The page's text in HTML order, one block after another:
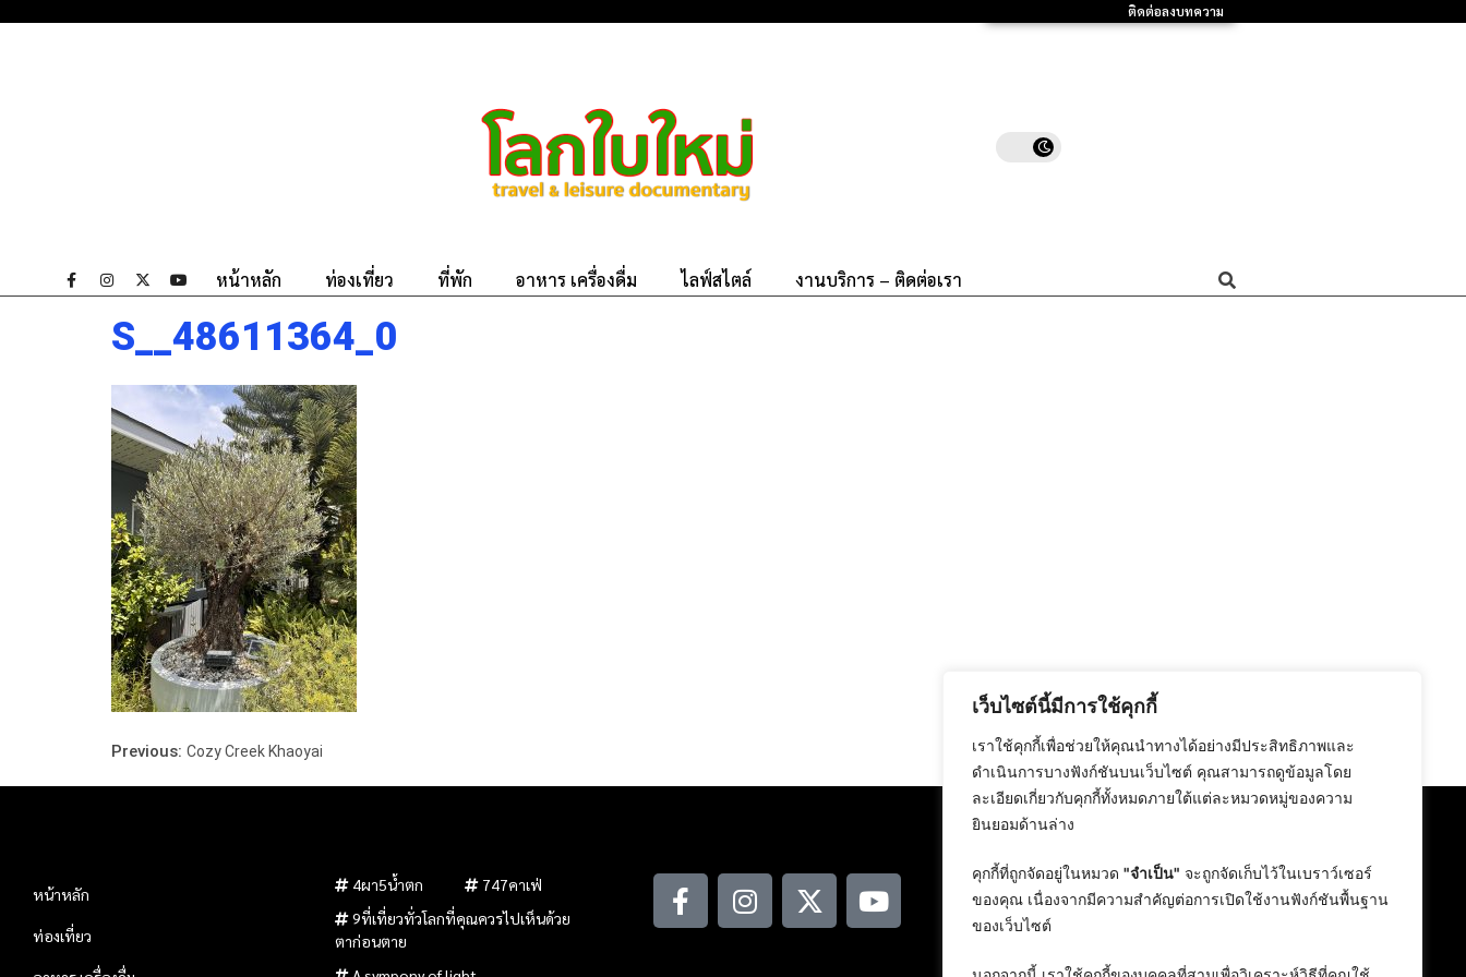
เว็บไซต์นี้มีการใช้คุกกี้
เราใช้คุกกี้เพื่อช่วยให้คุณนำทางได้อย่างมีประสิทธิภาพและ
ดำเนินการบางฟังก์ชันบนเว็บไซต์ คุณสามารถดูข้อมูลโดย
ละเอียดเกี่ยวกับคุกกี้ทั้งหมดภายใต้แต่ละหมวดหมู่ของความ
ยินยอมด้านล่าง
คุกกี้ที่ถูกจัดอยู่ในหมวด "จำเป็น" จะถูกจัดเก็บไว้ในเบราว์เซอร์
ของคุณ เนื่องจากมีความสำคัญต่อการเปิดใช้งานฟังก์ชันพื้นฐาน
ของเว็บไซต์
ติดต่อลงบทความ
หน้าหลัก ท่องเที่ยว ที่พัก อาหาร เครื่องดื่ม ไลฟ์สไตล์ งานบริการ – ติดต่อเรา
S__48611364_0
Previous: Cozy Creek Khaoyai
หน้าหลัก
ท่องเที่ยว
4ผา5น้ำตก
747คาเฟ่
9ที่เที่ยวทั่วโลกที่คุณควรไปเห็นด้วย
ตาก่อนตาย